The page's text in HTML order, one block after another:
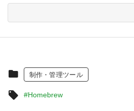
制作・管理ツール
#Homebrew